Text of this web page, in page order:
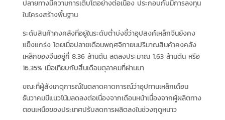
ปลายทางมีความการเติบโตอย่างต่อเนื่อง ประกอบกับมีการลงทุน
ในโครงสร้างพื้นฐาน
ระดับสินค้าคงคลังที่อยู่ในระดับต่ำบ่งชี้ว่าอุปสงค์เหล็กจีนยังคง
แข็งแกร่ง โดยเมื่อปลายเดือนพฤศจิกายนปริมาณสินค้าคงคลัง
เหล็กของจีนอยู่ที่ 8.36 ล้านตัน ลดลงประมาณ 1.63 ล้านตัน หรือ
16.35% เมื่อเทียบกับสิ้นเดือนตุลาคมที่ผ่านมา
ขณะที่ผู้สังเกตุการณ์ในตลาดคาดการณ์ว่าอุปทานเหล็กเดือน
ธันวาคมมีแนวโน้มลดลงต่อเนื่องจากเดือนหน้าเนื่องจากผู้ผลิตทาง
ตอนเหนือของประเทศปรับลดการผลิตลงในช่วงฤดูหนาว